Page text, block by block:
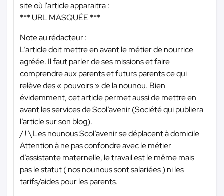
site où l'article apparaitra :
*** URL MASQUÉE ***
Note au rédacteur :
L’article doit mettre en avant le métier de nourrice
agréée. Il faut parler de ses missions et faire
comprendre aux parents et futurs parents ce qui
relève des « pouvoirs » de la nounou. Bien
évidemment, cet article permet aussi de mettre en
avant les services de Scol’avenir (Société qui publiera
l’article sur son blog).
/ ! \ Les nounous Scol’avenir se déplacent à domicile
Attention à ne pas confondre avec le métier
d’assistante maternelle, le travail est le même mais
pas le statut ( nos nounous sont salariées ) ni les
tarifs/aides pour les parents.